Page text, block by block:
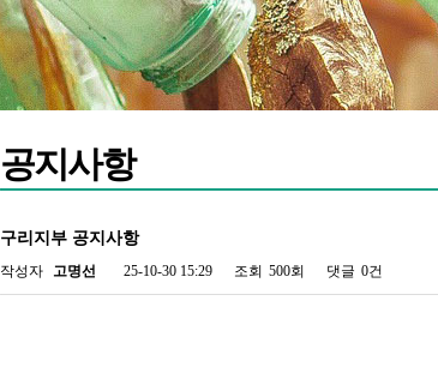
공지사항
구리지부 공지사항
작성자 고명선 25-10-30 15:29 조회 500회 댓글 0건